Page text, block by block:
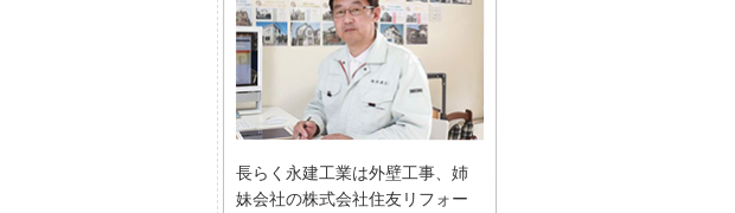
長らく永建工業は外壁工事、姉
妹会社の株式会社住友リフォー